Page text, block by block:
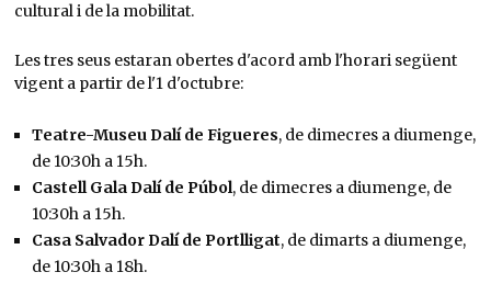
cultural i de la mobilitat.
Les tres seus estaran obertes d'acord amb l'horari següent
vigent a partir de l'1 d'octubre:
Teatre-Museu Dalí de Figueres, de dimecres a diumenge,
de 10:30h a 15h.
Castell Gala Dalí de Púbol, de dimecres a diumenge, de
10:30h a 15h.
Casa Salvador Dalí de Portlligat, de dimarts a diumenge,
de 10:30h a 18h.